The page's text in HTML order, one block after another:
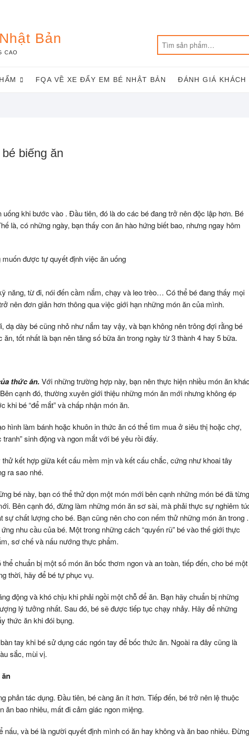
Bản
CAO
FQA VỀ XE ĐẨY EM BÉ NHẬT BẢN ĐÁNH GIÁ
biếng ăn
khi bước vào . Đầu tiên, đó là do các bé đang trở nên độc lập hơn. Bé
là, có những ngày, bạn thấy con ăn hào hứng biết bao, nhưng ngay hôm
được tự quyết định việc ăn uống
năng, từ đi, nói đến cầm nắm, chạy và leo trèo… Có thể bé đang thấy mọi
nên đơn giản hơn thông qua việc giới hạn những món ăn của mình.
dạ dày bé cũng nhỏ như nắm tay vậy, và bạn không nên trông đợi rằng bé
tốt nhất là bạn nên tăng số bữa ăn trong ngày từ 3 thành 4 hay 5 bữa.
thức ăn. Với những trường hợp này, bạn nên thực hiện nhiều món ăn
cạnh đó, thường xuyên giới thiệu những món ăn mới nhưng không ép
khi bé “để mắt” và chấp nhận món ăn.
hình làm bánh hoặc khuôn in thức ăn có thể tìm mua ở siêu thị hoặc chợ,
sinh động và ngon mắt với bé yêu rồi đấy.
kết hợp giữa kết cấu mềm mịn và kết cấu chắc, cứng như khoai tây
ra sao nhé.
bé này, bạn có thể thử dọn một món mới bên cạnh những món bé đã từng
Bên cạnh đó, đừng làm những món ăn sơ sài, mà phải thực sự nghiêm
chất lượng cho bé. Bạn cũng nên cho con nếm thử những món ăn trong .
nhu cầu của bé. Một trong những cách “quyến rũ” bé vào thế giới thực
sơ chế và nấu nướng thực phẩm.
thể chuẩn bị một số món ăn bốc thơm ngon và an toàn, tiếp đến, cho bé một
thời, hãy để bé tự phục vụ.
động và khó chịu khi phải ngồi một chỗ để ăn. Bạn hãy chuẩn bị những
lý tưởng nhất. Sau đó, bé sẽ được tiếp tục chạy nhảy. Hãy để những
thức ăn khi đói bụng.
tay khi bé sử dụng các ngón tay để bốc thức ăn. Ngoài ra đây cũng là
sắc, mùi vị.
phản tác dụng. Đầu tiên, bé càng ăn ít hơn. Tiếp đến, bé trở nên lệ thuộc
ăn bao nhiêu, mất đi cảm giác ngon miệng.
nấu, và bé là người quyết định mình có ăn hay không và ăn bao nhiêu. Đừng